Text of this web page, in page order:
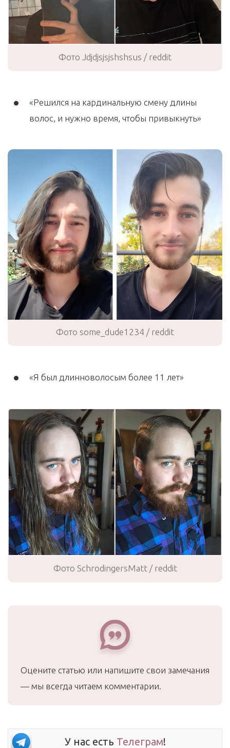
Фото Jdjdjsjsjshshsus / reddit
«Решился на кардинальную смену длины
волос, и нужно время, чтобы привыкнуть»
Фото some_dude1234 / reddit
«Я был длинноволосым более 11 лет»
Фото SchrodingersMatt / reddit
Оцените статью или напишите свои замечания
— мы всегда читаем комментарии.
У нас есть Телеграм!